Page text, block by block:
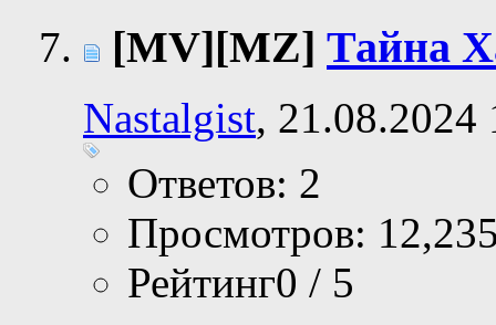
[MV][MZ] Тайна
Nastalgist, 21.08.2024
Ответов: 2
Просмотров:
Рейтинг0 / 5